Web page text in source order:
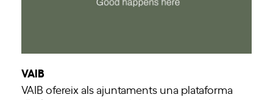
VAIB
VAIB ofereix als ajuntaments una plataforma